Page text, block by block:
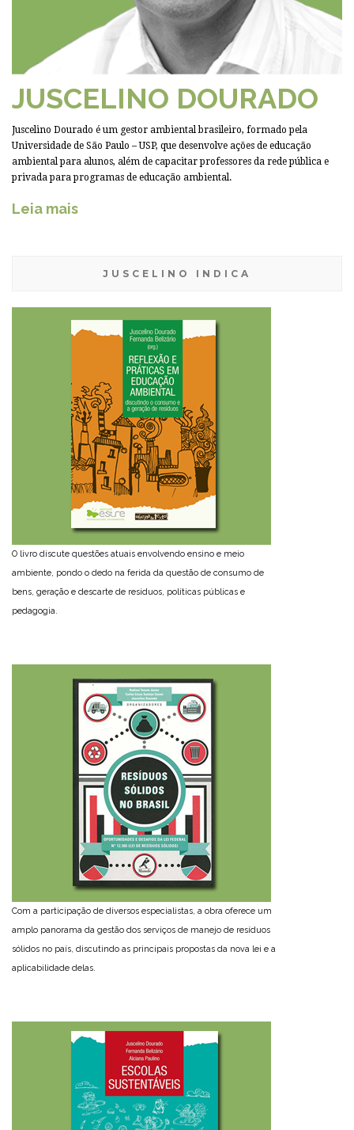
JUSCELINO DOURADO
Juscelino Dourado é um gestor ambiental brasileiro, formado pela
Universidade de São Paulo – USP, que desenvolve ações de educação
ambiental para alunos, além de capacitar professores da rede pública e
privada para programas de educação ambiental.
Leia mais
JUSCELINO INDICA
O livro discute questões atuais envolvendo ensino e meio
ambiente, pondo o dedo na ferida da questão de consumo de
bens, geração e descarte de resíduos, políticas públicas e
pedagogia.
Com a participação de diversos especialistas, a obra oferece um
amplo panorama da gestão dos serviços de manejo de resíduos
sólidos no país, discutindo as principais propostas da nova lei e a
aplicabilidade delas.